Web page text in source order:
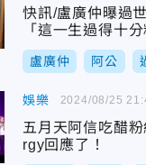
快訊/盧廣仲曝過
「這一生過得十分
盧廣仲 阿公
娛樂
五月天阿信吃醋
rgy回應了！
2024/08/25